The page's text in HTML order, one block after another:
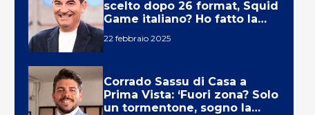
scelto dopo 26 format, Squid
Game italiano? Ho fatto la
22 febbraio 2025
Corrado Sassu di Casa a
Prima Vista: ‘Fuori zona? Solo
un tormentone, sogno la